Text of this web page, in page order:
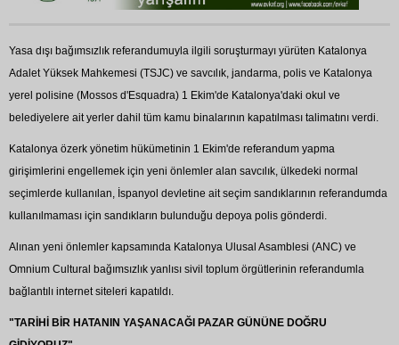
Yasa dışı bağımsızlık referandumuyla ilgili soruşturmayı yürüten Katalonya
Adalet Yüksek Mahkemesi (TSJC) ve savcılık, jandarma, polis ve Katalonya
yerel polisine (Mossos d'Esquadra) 1 Ekim'de Katalonya'daki okul ve
belediyelere ait yerler dahil tüm kamu binalarının kapatılması talimatını verdi.
Katalonya özerk yönetim hükümetinin 1 Ekim'de referandum yapma
girişimlerini engellemek için yeni önlemler alan savcılık, ülkedeki normal
seçimlerde kullanılan, İspanyol devletine ait seçim sandıklarının referandumda
kullanılmaması için sandıkların bulunduğu depoya polis gönderdi.
Alınan yeni önlemler kapsamında Katalonya Ulusal Asamblesi (ANC) ve
Omnium Cultural bağımsızlık yanlısı sivil toplum örgütlerinin referandumla
bağlantılı internet siteleri kapatıldı.
"TARİHİ BİR HATANIN YAŞANACAĞI PAZAR GÜNÜNE DOĞRU